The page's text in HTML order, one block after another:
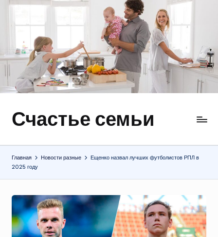
содержимому
Счастье семьи
Быт,
отношения
Главная Новости разные
Ещенко назвал лучших футболистов РПЛ в
2025 году